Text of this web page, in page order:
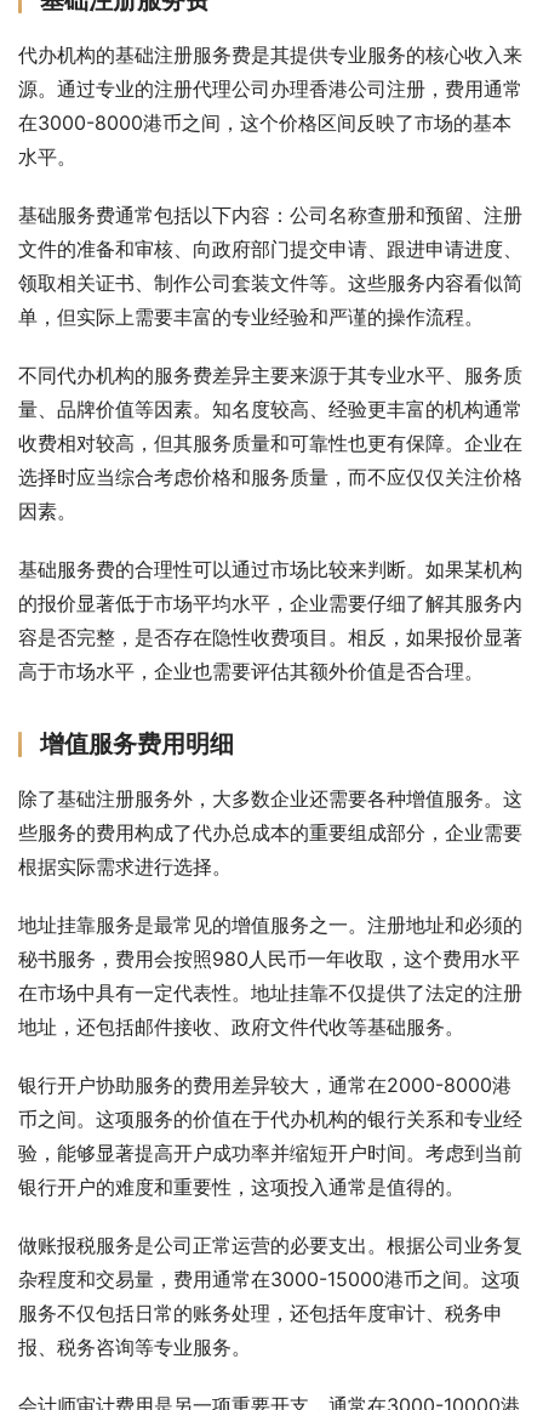
代办机构的基础注册服务费是其提供专业服务的核心收入来
源。通过专业的注册代理公司办理香港公司注册，费用通常
在3000-8000港币之间，这个价格区间反映了市场的基本
水平。
基础服务费通常包括以下内容：公司名称查册和预留、注册
文件的准备和审核、向政府部门提交申请、跟进申请进度、
领取相关证书、制作公司套装文件等。这些服务内容看似简
单，但实际上需要丰富的专业经验和严谨的操作流程。
不同代办机构的服务费差异主要来源于其专业水平、服务质
量、品牌价值等因素。知名度较高、经验更丰富的机构通常
收费相对较高，但其服务质量和可靠性也更有保障。企业在
选择时应当综合考虑价格和服务质量，而不应仅仅关注价格
因素。
基础服务费的合理性可以通过市场比较来判断。如果某机构
的报价显著低于市场平均水平，企业需要仔细了解其服务内
容是否完整，是否存在隐性收费项目。相反，如果报价显著
高于市场水平，企业也需要评估其额外价值是否合理。
增值服务费用明细
除了基础注册服务外，大多数企业还需要各种增值服务。这
些服务的费用构成了代办总成本的重要组成部分，企业需要
根据实际需求进行选择。
地址挂靠服务是最常见的增值服务之一。注册地址和必须的
秘书服务，费用会按照980人民币一年收取，这个费用水平
在市场中具有一定代表性。地址挂靠不仅提供了法定的注册
地址，还包括邮件接收、政府文件代收等基础服务。
银行开户协助服务的费用差异较大，通常在2000-8000港
币之间。这项服务的价值在于代办机构的银行关系和专业经
验，能够显著提高开户成功率并缩短开户时间。考虑到当前
银行开户的难度和重要性，这项投入通常是值得的。
做账报税服务是公司正常运营的必要支出。根据公司业务复
杂程度和交易量，费用通常在3000-15000港币之间。这项
服务不仅包括日常的账务处理，还包括年度审计、税务申
报、税务咨询等专业服务。
会计师审计费用是另一项重要开支，通常在3000-10000港